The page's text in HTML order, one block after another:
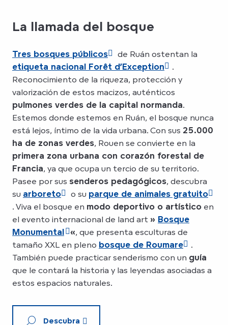
La llamada del bosque
Tres bosques públicos
de Ruán ostentan la
etiqueta nacional Forêt d’Exception
.
Reconocimiento de la riqueza, protección y
valorización de estos macizos, auténticos
pulmones verdes de la capital normanda.
Estemos donde estemos en Ruán, el bosque nunca
está lejos, íntimo de la vida urbana. Con sus 25.000
ha de zonas verdes, Rouen se convierte en la
primera zona urbana con corazón forestal de
Francia, ya que ocupa un tercio de su territorio.
Pasee por sus senderos pedagógicos, descubra
su arboreto o su parque de animales gratuito
. Viva el bosque en modo deportivo o artístico en
el evento internacional de land art » Bosque
Monumental «, que presenta esculturas de
tamaño XXL en pleno bosque de Roumare
.
También puede practicar senderismo con un guía
que le contará la historia y las leyendas asociadas a
estos espacios naturales.
Descubra